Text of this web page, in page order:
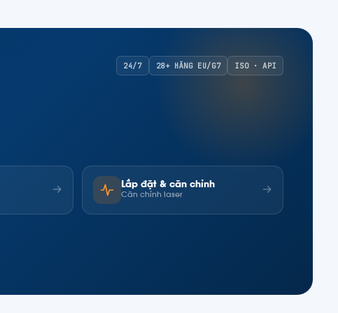
24/7 28+ HÃNG EU/G7 ISO · API
→ Lắp đặt & căn chỉnh
Căn chỉnh laser →